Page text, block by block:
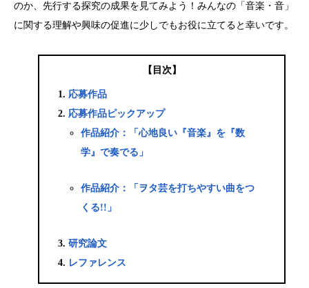
のか、先行する探究の成果を見てみよう！みんなの「音楽・音」
に関する理解や興味の促進に少しでもお役に立てると幸いです。
【目次】
応募作品
応募作品ピックアップ
作品紹介：「心地良い『音楽』を『数
学』で奏でる」
作品紹介：「ヲタ芸を打ちやすい曲をつ
くる!!」
研究論文
レファレンス